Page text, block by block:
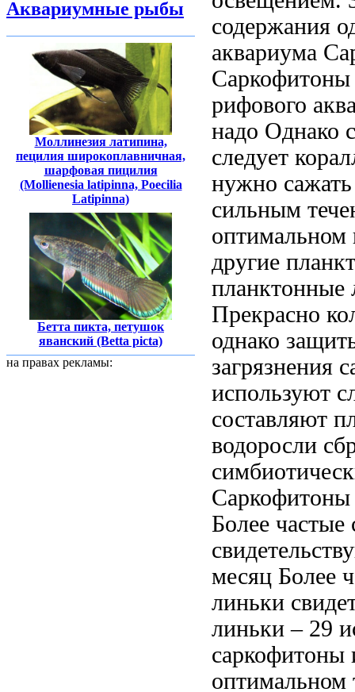
Аквариумные рыбы
Моллинезия латипина,
пецилия широкоплавничная,
шарфовая пицилия
(Mollienesia latipinna, Poecilia
Latipinna)
Бетта пикта, петушок
яванский (Betta picta)
на правах рекламы:
содержания
аквариума
Саркофитоны
рифового
надо Однако
следует
нужно сажать
сильным
оптимальном
другие
планктонные
Прекрасно
однако
загрязнения
используют
составляют
водоросли
Саркофитоны
Более частые
месяц Более
линьки
линьки – 29
саркофитоны
оптимальном